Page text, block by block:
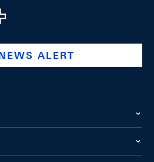
company/swiss-national-
@swissnationalbank
ALERT